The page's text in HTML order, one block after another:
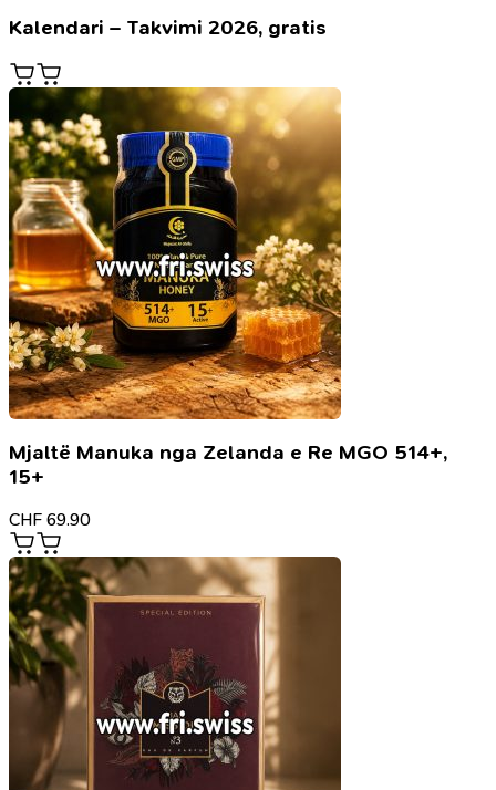
Kalendari – Takvimi 2026, gratis
Mjaltë Manuka nga Zelanda e Re MGO 514+,
15+
CHF 69.90